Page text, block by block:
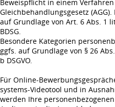
Beweispflicht in einem
Gleichbehandlungsgesetz
auf Grundlage von Art. 6 Abs. 1
BDSG.
Besondere Kategorien
ggfs. auf Grundlage von § 26
b DSGVO.
Für Online-
systems-Videotool und in
werden Ihre